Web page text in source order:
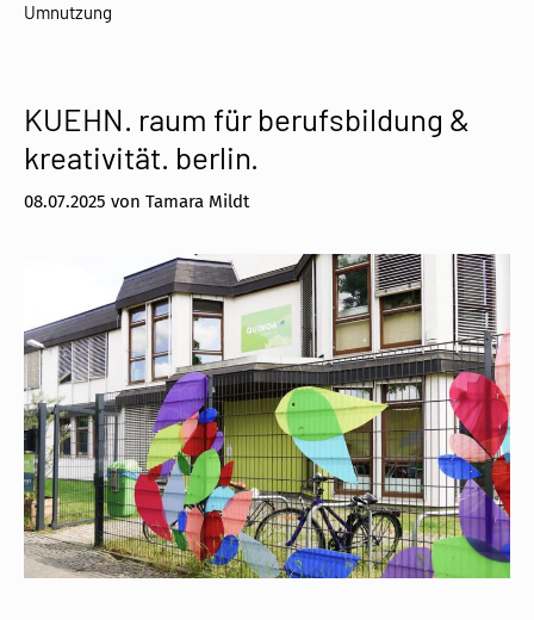
Umnutzung
KUEHN. raum für berufsbildung &
kreativität. berlin.
08.07.2025 von Tamara Mildt